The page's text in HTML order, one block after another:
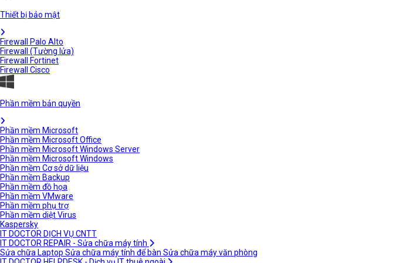
Thiết bị bảo mật
Firewall Palo Alto
Firewall (Tường lửa)
Firewall Fortinet
Firewall Cisco
Phần mềm bản quyền
Phần mềm Microsoft
Phần mềm Microsoft Office
Phần mềm Microsoft Windows Server
Phần mềm Microsoft Windows
Phần mềm Cơ sở dữ liệu
Phần mềm Backup
Phần mềm đồ họa
Phần mềm VMware
Phần mềm phụ trợ
Phần mềm diệt Virus
Kaspersky
IT DOCTOR DỊCH VỤ CNTT
IT DOCTOR REPAIR - Sửa chữa máy tính
Sửa chữa Laptop Sửa chữa máy tính để bàn Sửa chữa máy văn phòng